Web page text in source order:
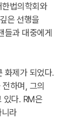
법의학회와
은 선행을
들과 대중에게
화제가 되었다.
하며, 그의
있다. RM은
라